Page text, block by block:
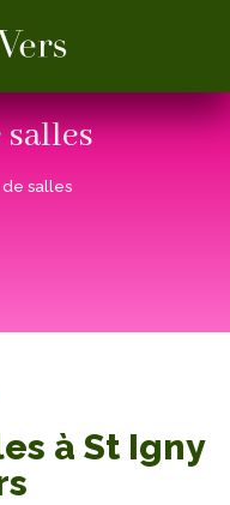
salles
à St Igny